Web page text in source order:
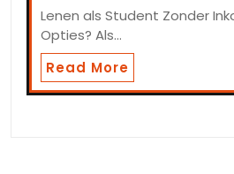
Lenen als Student Zonder
Opties? Als…
Read More